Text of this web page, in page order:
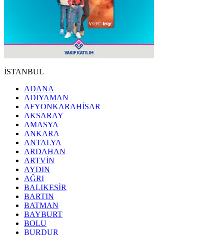
İSTANBUL
ADANA
ADIYAMAN
AFYONKARAHİSAR
AKSARAY
AMASYA
ANKARA
ANTALYA
ARDAHAN
ARTVİN
AYDIN
AĞRI
BALIKESİR
BARTIN
BATMAN
BAYBURT
BOLU
BURDUR